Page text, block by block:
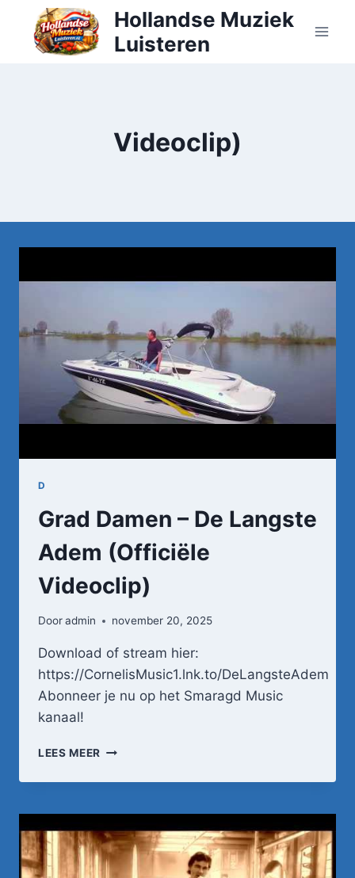
Doorgaan
inhoud
Hollandse Muziek
Luisteren
Videoclip)
D
Grad Damen – De Langste
Adem (Officiële
Videoclip)
Dooradmin november 20, 2025
Download of stream hier:
https://CornelisMusic1.lnk.to/DeLangsteAdem
Abonneer je nu op het Smaragd Music
kanaal!
LEES MEER GRAD
–
LANGSTE
ADEM
(OFFICIËLE
VIDEOCLIP)